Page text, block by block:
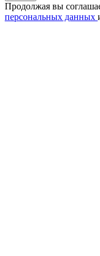
Продолжая вы
персональных данных